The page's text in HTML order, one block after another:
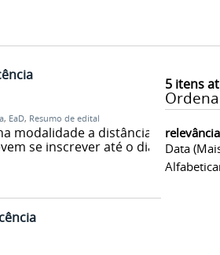
5itens
relevância
Data
, EaD, Resumo de edital
modalidade a distância
se inscrever até o dia